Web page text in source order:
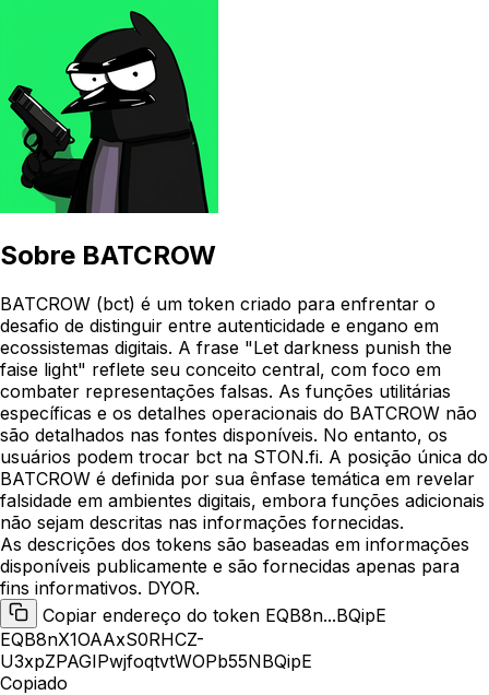
Sobre BATCROW
BATCROW (bct) é um token criado para enfrentar o
desafio de distinguir entre autenticidade e engano em
ecossistemas digitais. A frase "Let darkness punish the
faise light" reflete seu conceito central, com foco em
combater representações falsas. As funções utilitárias
específicas e os detalhes operacionais do BATCROW não
são detalhados nas fontes disponíveis. No entanto, os
usuários podem trocar bct na STON.fi. A posição única do
BATCROW é definida por sua ênfase temática em revelar
falsidade em ambientes digitais, embora funções adicionais
não sejam descritas nas informações fornecidas.
As descrições dos tokens são baseadas em informações
disponíveis publicamente e são fornecidas apenas para
fins informativos. DYOR.
Copiar endereço do token EQB8n...BQipE
EQB8nX1OAAxS0RHCZ-
U3xpZPAGIPwjfoqtvtWOPb55NBQipE
Copiado